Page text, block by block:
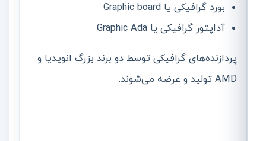
بورد گرافیکی یا Graphic board
آداپتور گرافیکی یا Graphic Ada
پردازنده‌های گرافیکی توسط دو برند بزرگ انویدیا و
AMD تولید و عرضه می‌شوند.